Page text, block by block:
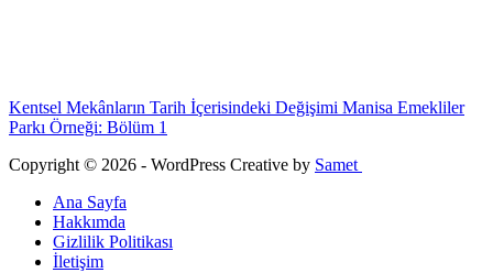
Kentsel Mekânların Tarih İçerisindeki Değişimi Manisa Emekliler
Parkı Örneği: Bölüm 1
Copyright © 2026 - WordPress Creative by Samet
Ana Sayfa
Hakkımda
Gizlilik Politikası
İletişim